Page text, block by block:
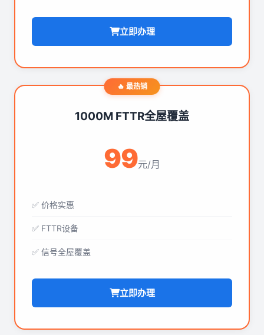
立即办理
🔥 最热销
1000M FTTR全屋覆盖
99元/月
✅ 价格实惠
✅ FTTR设备
✅ 信号全屋覆盖
立即办理